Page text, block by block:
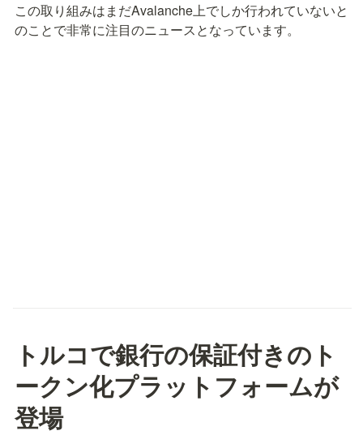
この取り組みはまだAvalanche上でしか行われていないと
のことで非常に注目のニュースとなっています。
トルコで銀行の保証付きのト
ークン化プラットフォームが
登場